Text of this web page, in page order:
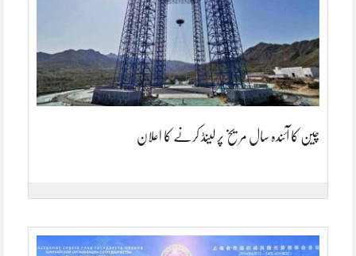
چین کا آئندہ سال مریخ پر لینڈ کرنے کا اعلان